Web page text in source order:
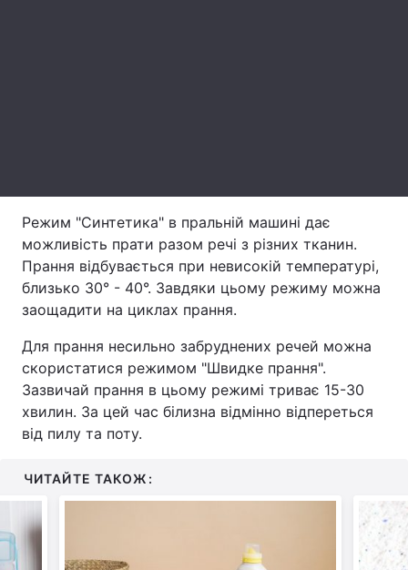
Режим "Синтетика" в пральній машині дає
можливість прати разом речі з різних тканин.
Прання відбувається при невисокій температурі,
близько 30° - 40°. Завдяки цьому режиму можна
заощадити на циклах прання.
Для прання несильно забруднених речей можна
скористатися режимом "Швидке прання".
Зазвичай прання в цьому режимі триває 15-30
хвилин. За цей час білизна відмінно відпереться
від пилу та поту.
ЧИТАЙТЕ ТАКОЖ: